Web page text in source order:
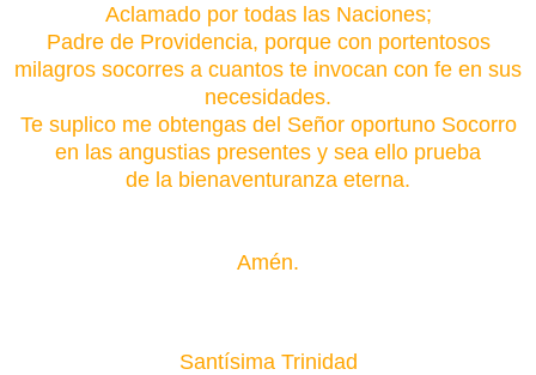
Aclamado por todas las Naciones;
Padre de Providencia, porque con portentosos
milagros socorres a cuantos te invocan con fe en sus
necesidades.
Te suplico me obtengas del Señor oportuno Socorro
en las angustias presentes y sea ello prueba
de la bienaventuranza eterna.
Amén.
Santísima Trinidad